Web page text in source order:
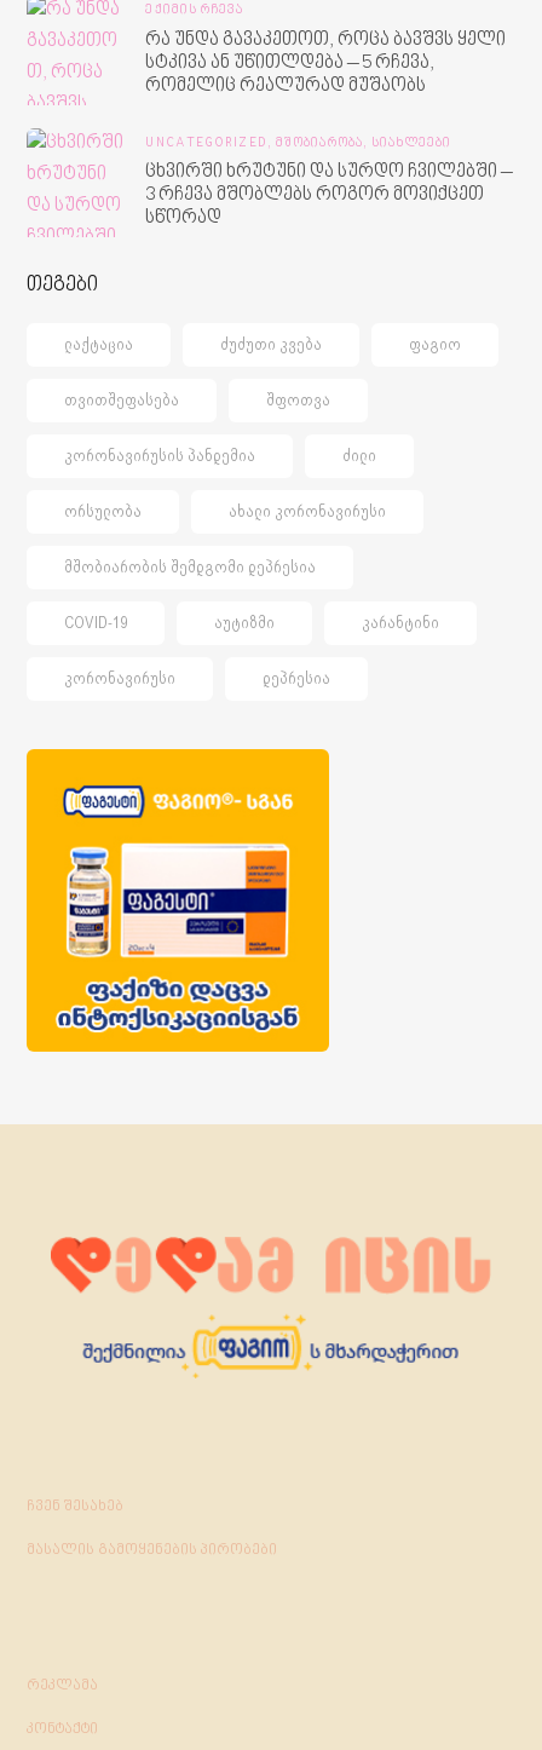
ᲔᲥᲘᲛᲘᲡ ᲠᲩᲔᲕᲐ
რა უნდა გავაკეთოთ, როცა ბავშვს ყელი
სტკივა ან უწითლდება – 5 რჩევა,
რომელიც რეალურად მუშაობს
UNCATEGORIZED, ᲛᲨᲝᲑᲘᲐᲠᲝᲑᲐ, ᲡᲘᲐᲮᲚᲔᲔᲑᲘ
ცხვირში ხრუტუნი და სურდო ჩვილებში –
3 რჩევა მშობლებს როგორ მოვიქცეთ
სწორად
თეგები
ᲚᲐᲥᲢᲐᲪᲘᲐ ᲫᲣᲫᲣᲗᲘ ᲙᲕᲔᲑᲐ ᲤᲐᲒᲘᲝ
ᲗᲕᲘᲗᲨᲔᲤᲐᲡᲔᲑᲐ ᲨᲤᲝᲗᲕᲐ
ᲙᲝᲠᲝᲜᲐᲕᲘᲠᲣᲡᲘᲡ ᲞᲐᲜᲓᲔᲛᲘᲐ ᲫᲘᲚᲘ
ᲝᲠᲡᲣᲚᲝᲑᲐ ᲐᲮᲐᲚᲘ ᲙᲝᲠᲝᲜᲐᲕᲘᲠᲣᲡᲘ
ᲛᲨᲝᲑᲘᲐᲠᲝᲑᲘᲡ ᲨᲔᲛᲓᲒᲝᲛᲘ ᲓᲔᲞᲠᲔᲡᲘᲐ
COVID-19 ᲐᲣᲢᲘᲖᲛᲘ ᲙᲐᲠᲐᲜᲢᲘᲜᲘ
ᲙᲝᲠᲝᲜᲐᲕᲘᲠᲣᲡᲘ ᲓᲔᲞᲠᲔᲡᲘᲐ
ჩვენ შესახებ
მასალის გამოყენების პირობები
რეკლამა
კონტაქტი